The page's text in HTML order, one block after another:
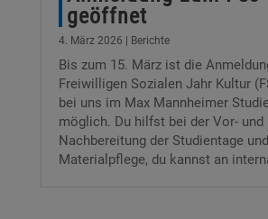
geöffnet
4. März 2026 | Berichte
Bis zum 15. März ist die
Freiwilligen Sozialen Jahr Kultur
bei uns im Max Mannheimer
möglich. Du hilfst bei der Vor- und
Nachbereitung der Studientage
Materialpflege, du kannst an